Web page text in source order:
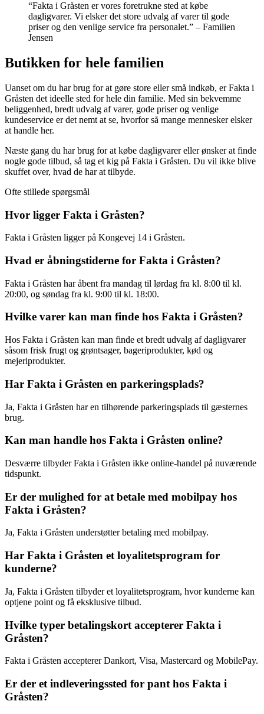
“Fakta i Gråsten er vores foretrukne sted at købe
dagligvarer. Vi elsker det store udvalg af varer til gode
priser og den venlige service fra personalet.” – Familien
Jensen
Butikken for hele familien
Uanset om du har brug for at gøre store eller små indkøb, er Fakta i
Gråsten det ideelle sted for hele din familie. Med sin bekvemme
beliggenhed, bredt udvalg af varer, gode priser og venlige
kundeservice er det nemt at se, hvorfor så mange mennesker elsker
at handle her.
Næste gang du har brug for at købe dagligvarer eller ønsker at finde
nogle gode tilbud, så tag et kig på Fakta i Gråsten. Du vil ikke blive
skuffet over, hvad de har at tilbyde.
Ofte stillede spørgsmål
Hvor ligger Fakta i Gråsten?
Fakta i Gråsten ligger på Kongevej 14 i Gråsten.
Hvad er åbningstiderne for Fakta i Gråsten?
Fakta i Gråsten har åbent fra mandag til lørdag fra kl. 8:00 til kl.
20:00, og søndag fra kl. 9:00 til kl. 18:00.
Hvilke varer kan man finde hos Fakta i Gråsten?
Hos Fakta i Gråsten kan man finde et bredt udvalg af dagligvarer
såsom frisk frugt og grøntsager, bageriprodukter, kød og
mejeriprodukter.
Har Fakta i Gråsten en parkeringsplads?
Ja, Fakta i Gråsten har en tilhørende parkeringsplads til gæsternes
brug.
Kan man handle hos Fakta i Gråsten online?
Desværre tilbyder Fakta i Gråsten ikke online-handel på nuværende
tidspunkt.
Er der mulighed for at betale med mobilpay hos
Fakta i Gråsten?
Ja, Fakta i Gråsten understøtter betaling med mobilpay.
Har Fakta i Gråsten et loyalitetsprogram for
kunderne?
Ja, Fakta i Gråsten tilbyder et loyalitetsprogram, hvor kunderne kan
optjene point og få eksklusive tilbud.
Hvilke typer betalingskort accepterer Fakta i
Gråsten?
Fakta i Gråsten accepterer Dankort, Visa, Mastercard og MobilePay.
Er der et indleveringssted for pant hos Fakta i
Gråsten?